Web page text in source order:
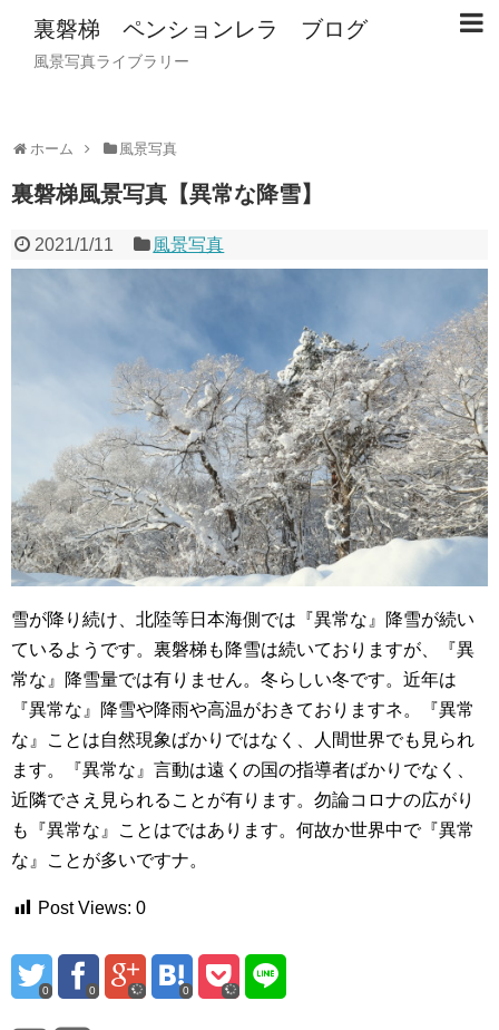
裏磐梯 ペンションレラ ブログ
風景写真ライブラリー
ホーム 風景写真
裏磐梯風景写真【異常な降雪】
2021/1/11 風景写真
雪が降り続け、北陸等日本海側では『異常な』降雪が続い
ているようです。裏磐梯も降雪は続いておりますが、『異
常な』降雪量では有りません。冬らしい冬です。近年は
『異常な』降雪や降雨や高温がおきておりますネ。『異常
な』ことは自然現象ばかりではなく、人間世界でも見られ
ます。『異常な』言動は遠くの国の指導者ばかりでなく、
近隣でさえ見られることが有ります。勿論コロナの広がり
も『異常な』ことはではあります。何故か世界中で『異常
な』ことが多いですナ。
Post Views: 0
0 0 0